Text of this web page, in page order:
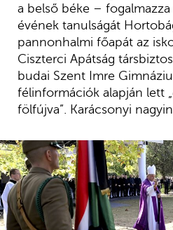
a belső béke –
évének tanulságát
pannonhalmi főapát az
Ciszterci Apátság
budai Szent Imre
félinformációk alapján lett
fölfújva”. Karácsonyi